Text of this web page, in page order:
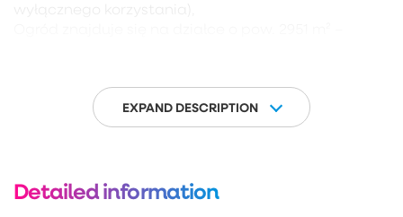
przez mieszkańców – możliwość postawienia
altany, domku modułowego lub przyczepy,
– Budynek podłączony do kanalizacji,
za zużyte media (prąd, woda). Fundusz remontowy
EXPAND DESCRIPTION
Detailed information